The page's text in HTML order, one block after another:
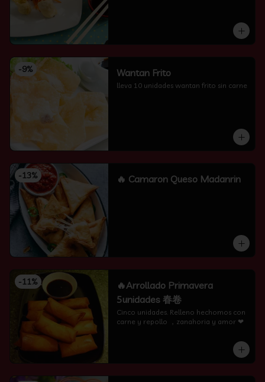
-9% Wantan Frito
lleva 10 unidades wantan frito sin carne
-13% 🔥 Camaron Queso Madanrin
-11%
🔥Arrollado Primavera
5unidades 春卷
Cinco unidades. Relleno hechomos con
carne y repollo ，zanahoria y amor ❤